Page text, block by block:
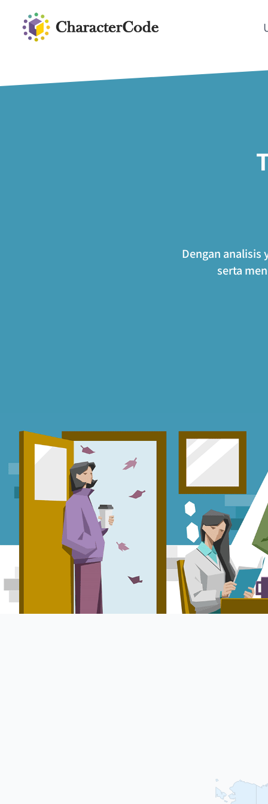
Dengan analisis
serta